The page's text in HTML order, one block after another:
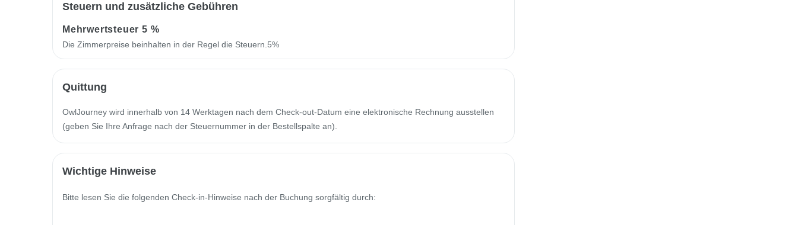
Steuern und zusätzliche Gebühren
Mehrwertsteuer5 %
Die Zimmerpreise beinhalten in der Regel die Steuern.5%
Quittung
OwlJourney wird innerhalb von 14 Werktagen nach dem Check-out-Datum eine elektronische Rechnung ausstellen
(geben Sie Ihre Anfrage nach der Steuernummer in der Bestellspalte an).
Wichtige Hinweise
Bitte lesen Sie die folgenden Check-in-Hinweise nach der Buchung sorgfältig durch: